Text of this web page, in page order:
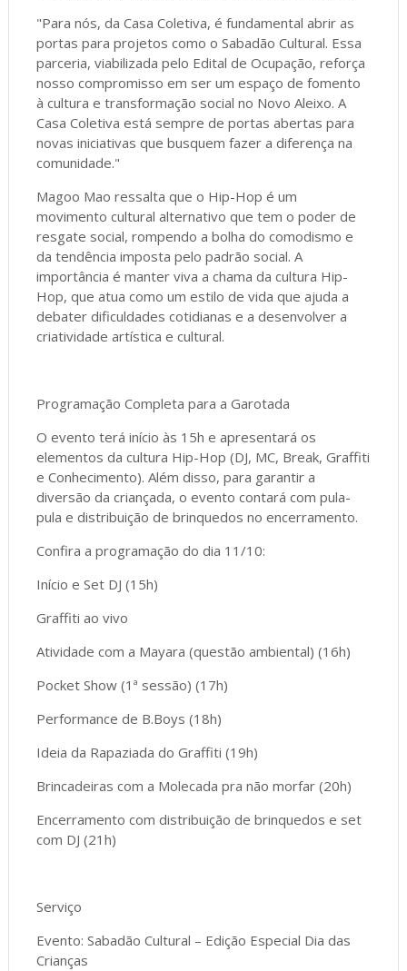
"Para nós, da Casa Coletiva, é fundamental abrir as
portas para projetos como o Sabadão Cultural. Essa
parceria, viabilizada pelo Edital de Ocupação, reforça
nosso compromisso em ser um espaço de fomento
à cultura e transformação social no Novo Aleixo. A
Casa Coletiva está sempre de portas abertas para
novas iniciativas que busquem fazer a diferença na
comunidade."
Magoo Mao ressalta que o Hip-Hop é um
movimento cultural alternativo que tem o poder de
resgate social, rompendo a bolha do comodismo e
da tendência imposta pelo padrão social. A
importância é manter viva a chama da cultura Hip-
Hop, que atua como um estilo de vida que ajuda a
debater dificuldades cotidianas e a desenvolver a
criatividade artística e cultural.
Programação Completa para a Garotada
O evento terá início às 15h e apresentará os
elementos da cultura Hip-Hop (DJ, MC, Break, Graffiti
e Conhecimento). Além disso, para garantir a
diversão da criançada, o evento contará com pula-
pula e distribuição de brinquedos no encerramento.
Confira a programação do dia 11/10:
Início e Set DJ (15h)
Graffiti ao vivo
Atividade com a Mayara (questão ambiental) (16h)
Pocket Show (1ª sessão) (17h)
Performance de B.Boys (18h)
Ideia da Rapaziada do Graffiti (19h)
Brincadeiras com a Molecada pra não morfar (20h)
Encerramento com distribuição de brinquedos e set
com DJ (21h)
Serviço
Evento: Sabadão Cultural – Edição Especial Dia das
Crianças